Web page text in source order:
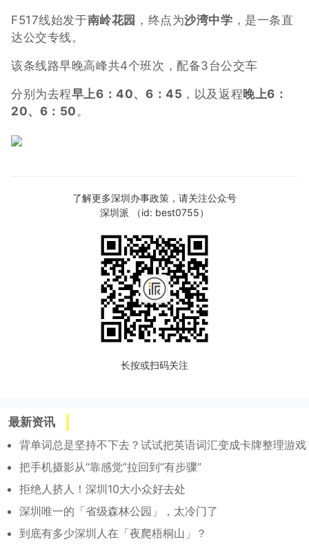
F517线始发于南岭花园 ，终点为沙湾中学 ，是一条直
达公交专线。
该条线路早晚高峰共4个班次，配备3台公交车
分别为去程早上6：40、6：45 ，以及返程晚上6：
20、6：50。
了解更多深圳办事政策，请关注公众号
深圳派 （id: best0755）
长按或扫码关注
最新资讯
背单词总是坚持不下去？试试把英语词汇变成卡牌整理游戏
把手机摄影从“靠感觉”拉回到“有步骤”
拒绝人挤人！深圳10大小众好去处
深圳唯一的「省级森林公园」，太冷门了
到底有多少深圳人在「夜爬梧桐山」？